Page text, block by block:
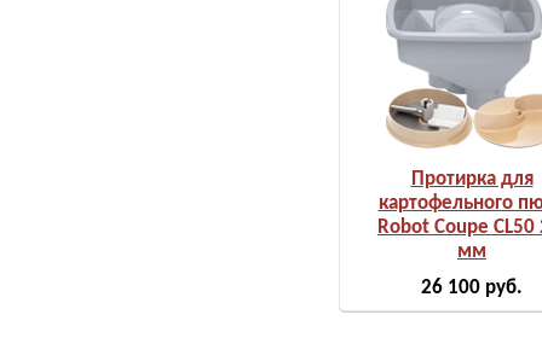
Протирка для
картофельного
Robot Coupe CL50
мм
26 100 руб.